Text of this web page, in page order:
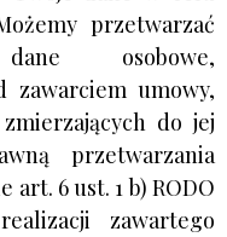
przetwarzać
osobowe,
zawarciem umowy,
do jej
przetwarzania
art. 6 ust. 1 b) RODO
zawartego